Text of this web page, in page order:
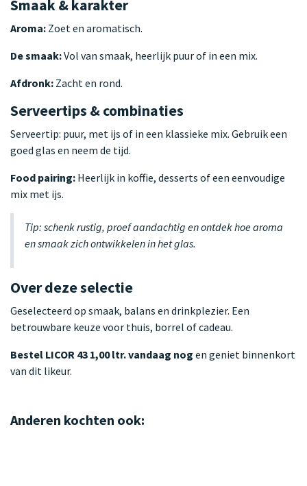
Smaak & karakter
Aroma: Zoet en aromatisch.
De smaak:Vol van smaak, heerlijk puur of in een mix.
Afdronk: Zacht en rond.
Serveertips & combinaties
Serveertip: puur, met ijs of in een klassieke mix. Gebruik een
goed glas en neem de tijd.
Food pairing: Heerlijk in koffie, desserts of een eenvoudige
mix met ijs.
Tip: schenk rustig, proef aandachtig en ontdek hoe aroma
en smaak zich ontwikkelen in het glas.
Over deze selectie
Geselecteerd op smaak, balans en drinkplezier. Een
betrouwbare keuze voor thuis, borrel of cadeau.
Bestel LICOR 43 1,00 ltr. vandaag nog en geniet binnenkort
van dit likeur.
Anderen kochten ook: